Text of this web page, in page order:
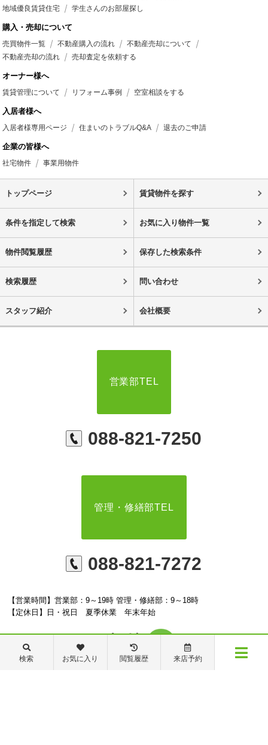
地域優良賃貸住宅
学生さんのお部屋探し
購入・売却について
売買物件一覧 不動産購入の流れ
不動産売却について
不動産売却の流れ
売却査定を依頼する
オーナー様へ
賃貸管理について リフォーム事例 空室相談をする
入居者様へ
入居者様専用ページ 住まいのトラブルQ&A 退去のご申請
企業の皆様へ
社宅物件 事業用物件
トップページ 賃貸物件を探す
条件を指定して検索 お気に入り物件一覧
物件閲覧履歴 保存した検索条件
検索履歴 問い合わせ
スタッフ紹介 会社概要
営業部TEL
088-821-7250
管理・修繕部TEL
088-821-7272
【営業時間】営業部：9～19時 管理・修繕部：9～18時
【定休日】日・祝日 夏季休業 年末年始
検索 お気に入り 閲覧履歴 来店予約